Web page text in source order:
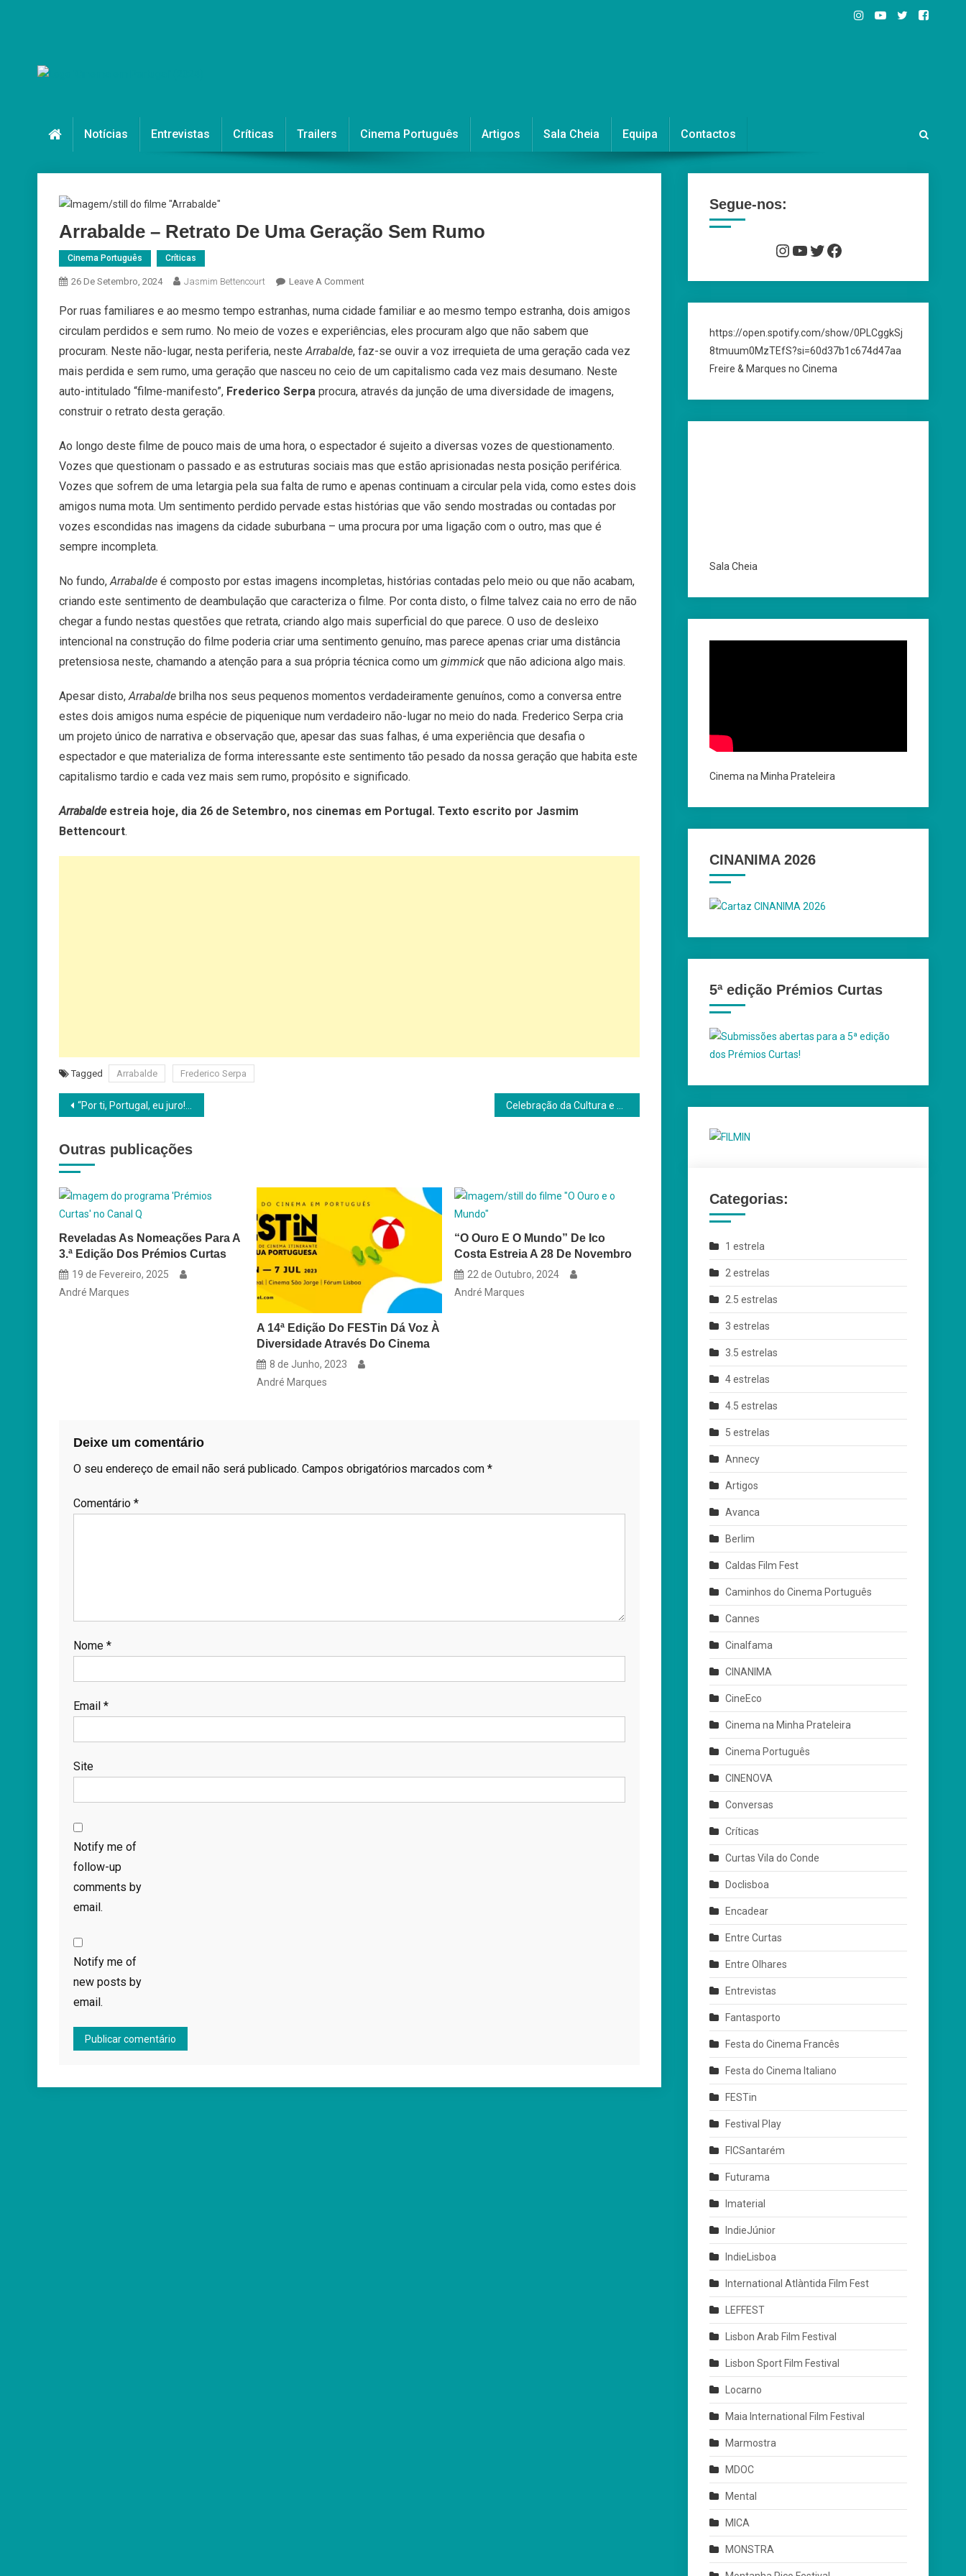
Notícias Entrevistas Críticas Trailers Cinema Português Artigos Sala Cheia Equipa Contactos
Arrabalde – Retrato De Uma Geração Sem Rumo
Cinema Português Críticas
26 De Setembro, 2024 Jasmim Bettencourt Leave A CommentOn
–
Retrato
De
Sem
Por ruas familiares e ao mesmo tempo estranhas, numa cidade familiar e ao mesmo tempo estranha, dois amigos
circulam perdidos e sem rumo. No meio de vozes e experiências, eles procuram algo que não sabem que
procuram. Neste não-lugar, nesta periferia, neste Arrabalde, faz-se ouvir a voz irrequieta de uma geração cada vez
mais perdida e sem rumo, uma geração que nasceu no ceio de um capitalismo cada vez mais desumano. Neste
auto-intitulado “filme-manifesto”, Frederico Serpa procura, através da junção de uma diversidade de imagens,
construir o retrato desta geração.
Ao longo deste filme de pouco mais de uma hora, o espectador é sujeito a diversas vozes de questionamento.
Vozes que questionam o passado e as estruturas sociais mas que estão aprisionadas nesta posição periférica.
Vozes que sofrem de uma letargia pela sua falta de rumo e apenas continuam a circular pela vida, como estes dois
amigos numa mota. Um sentimento perdido pervade estas histórias que vão sendo mostradas ou contadas por
vozes escondidas nas imagens da cidade suburbana – uma procura por uma ligação com o outro, mas que é
sempre incompleta.
No fundo, Arrabalde é composto por estas imagens incompletas, histórias contadas pelo meio ou que não acabam,
criando este sentimento de deambulação que caracteriza o filme. Por conta disto, o filme talvez caia no erro de não
chegar a fundo nestas questões que retrata, criando algo mais superficial do que parece. O uso de desleixo
intencional na construção do filme poderia criar uma sentimento genuíno, mas parece apenas criar uma distância
pretensiosa neste, chamando a atenção para a sua própria técnica como um gimmick que não adiciona algo mais.
Apesar disto, Arrabalde brilha nos seus pequenos momentos verdadeiramente genuínos, como a conversa entre
estes dois amigos numa espécie de piquenique num verdadeiro não-lugar no meio do nada. Frederico Serpa cria
um projeto único de narrativa e observação que, apesar das suas falhas, é uma experiência que desafia o
espectador e que materializa de forma interessante este sentimento tão pesado da nossa geração que habita este
capitalismo tardio e cada vez mais sem rumo, propósito e significado.
Arrabaldeestreia hoje, dia 26 de Setembro, nos cinemas em Portugal. Texto escrito por Jasmim
Bettencourt.
Tagged Arrabalde Frederico Serpa
Navegação
artigos
“Por ti, Portugal, eu juro!” estreia no DocLisboa e depois nos cinemas
Outras publicações
Reveladas As Nomeações Para A
3.ª Edição Dos Prémios Curtas
19 de Fevereiro, 2025
André Marques
A 14ª Edição Do FESTin Dá Voz À
Diversidade Através Do Cinema
8 de Junho, 2023
André Marques
“O Ouro E O Mundo” De Ico
Costa Estreia A 28 De Novembro
22 de Outubro, 2024
André Marques
Deixe um comentário
O seu endereço de email não será publicado. Campos obrigatórios marcados com *
Comentário *
Nome *
Email *
Site
Notify me of
follow-up
comments by
email.
Notify me of
new posts by
email.
Segue-nos:
Instagram
YouTube
Twitter
Facebook
https://open.spotify.com/show/0PLCggkSj
8tmuum0MzTEfS?si=60d37b1c674d47aa
Freire & Marques no Cinema
Sala Cheia
Cinema na Minha Prateleira
CINANIMA 2026
5ª edição Prémios Curtas
Categorias:
1 estrela
2 estrelas
2.5 estrelas
3 estrelas
3.5 estrelas
4 estrelas
4.5 estrelas
5 estrelas
Annecy
Artigos
Avanca
Berlim
Caldas Film Fest
Caminhos do Cinema Português
Cannes
Cinalfama
CINANIMA
CineEco
Cinema na Minha Prateleira
Cinema Português
CINENOVA
Conversas
Críticas
Curtas Vila do Conde
Doclisboa
Encadear
Entre Curtas
Entre Olhares
Entrevistas
Fantasporto
Festa do Cinema Francês
Festa do Cinema Italiano
FESTin
Festival Play
FICSantarém
Futurama
Imaterial
IndieJúnior
IndieLisboa
International Atlàntida Film Fest
LEFFEST
Lisbon Arab Film Festival
Lisbon Sport Film Festival
Locarno
Maia International Film Festival
Marmostra
MDOC
Mental
MICA
MONSTRA